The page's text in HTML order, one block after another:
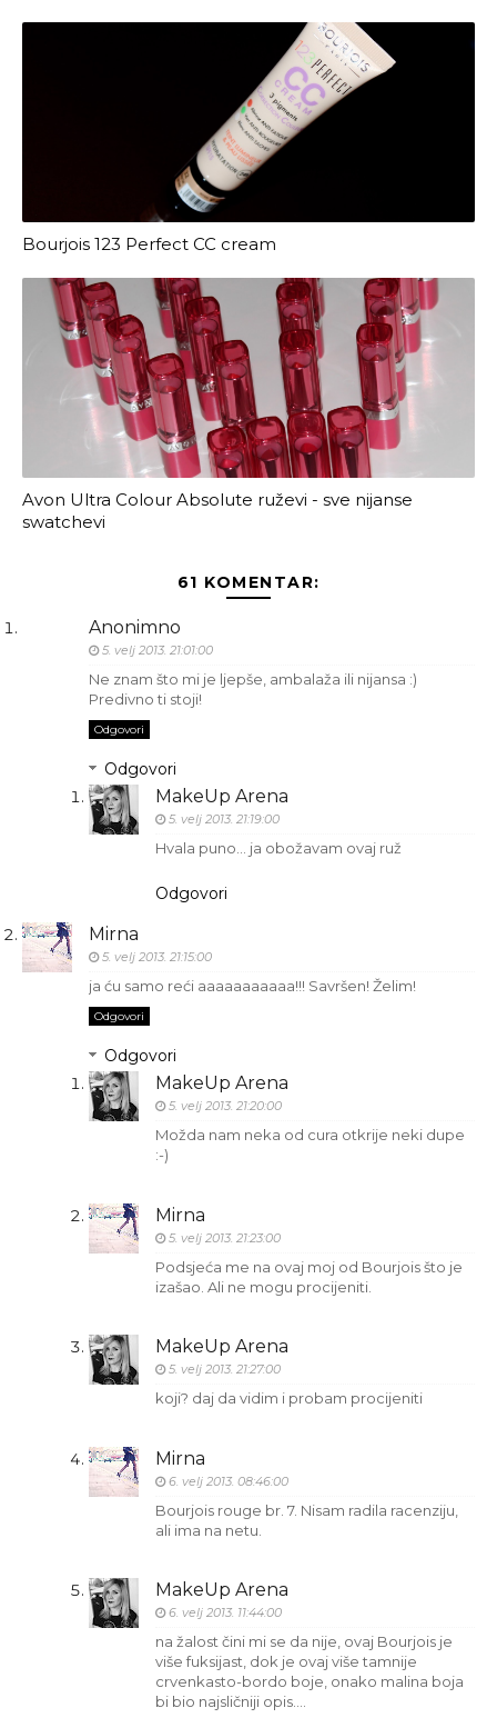
Bourjois 123 Perfect CC cream
Avon Ultra Colour Absolute ruževi - sve nijanse
swatchevi
61 KOMENTAR:
Anonimno
5. velj 2013. 21:01:00
Ne znam što mi je ljepše, ambalaža ili nijansa :)
Predivno ti stoji!
Odgovori
Odgovori
MakeUp Arena
5. velj 2013. 21:19:00
Hvala puno... ja obožavam ovaj ruž
Odgovori
Mirna
5. velj 2013. 21:15:00
ja ću samo reći aaaaaaaaaaa!!! Savršen! Želim!
Odgovori
Odgovori
MakeUp Arena
5. velj 2013. 21:20:00
Možda nam neka od cura otkrije neki dupe
:-)
Mirna
5. velj 2013. 21:23:00
Podsjeća me na ovaj moj od Bourjois što je
izašao. Ali ne mogu procijeniti.
MakeUp Arena
5. velj 2013. 21:27:00
koji? daj da vidim i probam procijeniti
Mirna
6. velj 2013. 08:46:00
Bourjois rouge br. 7. Nisam radila racenziju,
ali ima na netu.
MakeUp Arena
6. velj 2013. 11:44:00
na žalost čini mi se da nije, ovaj Bourjois je
više fuksijast, dok je ovaj više tamnije
crvenkasto-bordo boje, onako malina boja
bi bio najsličniji opis....